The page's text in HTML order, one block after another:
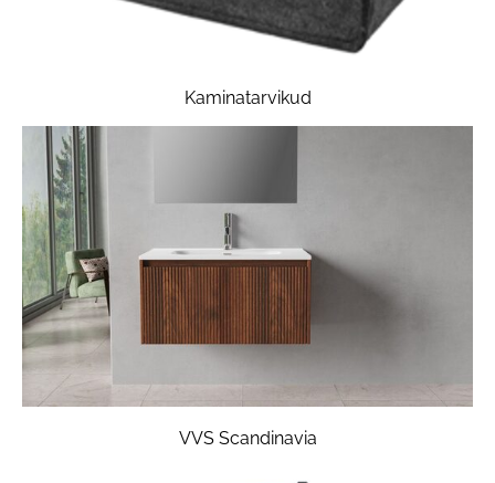
Kaminatarvikud
VVS Scandinavia